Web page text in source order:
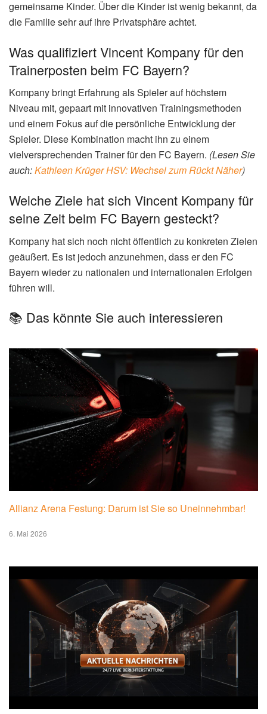
gemeinsame Kinder. Über die Kinder ist wenig bekannt, da
die Familie sehr auf ihre Privatsphäre achtet.
Was qualifiziert Vincent Kompany für den
Trainerposten beim FC Bayern?
Kompany bringt Erfahrung als Spieler auf höchstem
Niveau mit, gepaart mit innovativen Trainingsmethoden
und einem Fokus auf die persönliche Entwicklung der
Spieler. Diese Kombination macht ihn zu einem
vielversprechenden Trainer für den FC Bayern. (Lesen Sie
auch:Kathleen Krüger HSV: Wechsel zum Rückt Näher)
Welche Ziele hat sich Vincent Kompany für
seine Zeit beim FC Bayern gesteckt?
Kompany hat sich noch nicht öffentlich zu konkreten Zielen
geäußert. Es ist jedoch anzunehmen, dass er den FC
Bayern wieder zu nationalen und internationalen Erfolgen
führen will.
📚 Das könnte Sie auch interessieren
Allianz Arena Festung: Darum ist Sie so Uneinnehmbar!
6. Mai 2026